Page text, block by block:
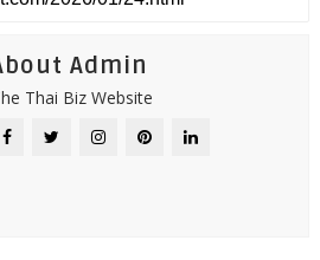
Admin
Thai Biz Website